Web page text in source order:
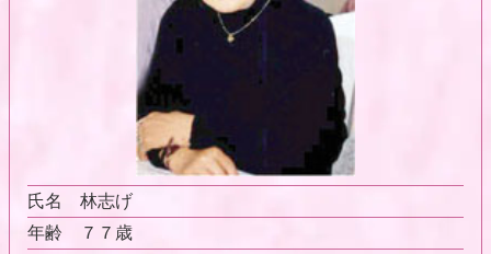
氏名
林志げ
年齢
７７歳